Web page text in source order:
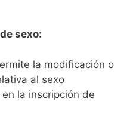
sexo:
la modificación o
al sexo
la inscripción de